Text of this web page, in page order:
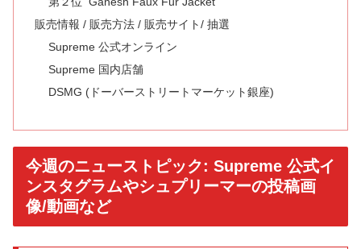
販売情報 / 販売方法 / 販売サイト/ 抽選
Supreme 公式オンライン
Supreme 国内店舗
DSMG (ドーバーストリートマーケット銀座)
今週のニューストピック: Supreme 公式イ
ンスタグラムやシュプリーマーの投稿画
像/動画など